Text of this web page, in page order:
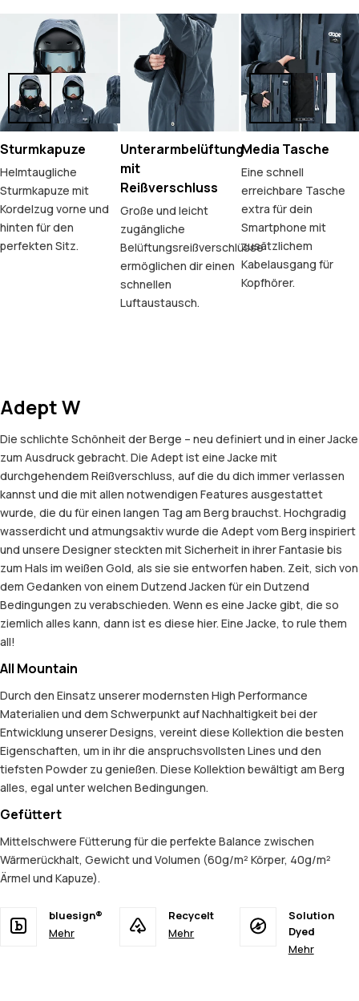
Sturmkapuze
Helmtaugliche
Sturmkapuze mit
Kordelzug vorne und
hinten für den
perfekten Sitz.
Unterarmbelüftung
mit
Reißverschluss
Große und leicht
zugängliche
Belüftungsreißverschlüsse
ermöglichen dir einen
schnellen
Luftaustausch.
Media Tasche
Eine schnell
erreichbare Tasche
extra für dein
Smartphone mit
zusätzlichem
Kabelausgang für
Kopfhörer.
Adept W
Die schlichte Schönheit der Berge – neu definiert und in einer Jacke
zum Ausdruck gebracht. Die Adept ist eine Jacke mit
durchgehendem Reißverschluss, auf die du dich immer verlassen
kannst und die mit allen notwendigen Features ausgestattet
wurde, die du für einen langen Tag am Berg brauchst. Hochgradig
wasserdicht und atmungsaktiv wurde die Adept vom Berg inspiriert
und unsere Designer steckten mit Sicherheit in ihrer Fantasie bis
zum Hals im weißen Gold, als sie sie entworfen haben. Zeit, sich von
dem Gedanken von einem Dutzend Jacken für ein Dutzend
Bedingungen zu verabschieden. Wenn es eine Jacke gibt, die so
ziemlich alles kann, dann ist es diese hier. Eine Jacke, to rule them
all!
All Mountain
Durch den Einsatz unserer modernsten High Performance
Materialien und dem Schwerpunkt auf Nachhaltigkeit bei der
Entwicklung unserer Designs, vereint diese Kollektion die besten
Eigenschaften, um in ihr die anspruchsvollsten Lines und den
tiefsten Powder zu genießen. Diese Kollektion bewältigt am Berg
alles, egal unter welchen Bedingungen.
Gefüttert
Mittelschwere Fütterung für die perfekte Balance zwischen
Wärmerückhalt, Gewicht und Volumen (60g/m² Körper, 40g/m²
Ärmel und Kapuze).
bluesign®
Mehr
Recycelt
Mehr
Solution
Dyed
Mehr